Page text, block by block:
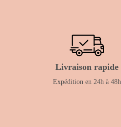
Livraison rapide
Expédition en 24h à 48h